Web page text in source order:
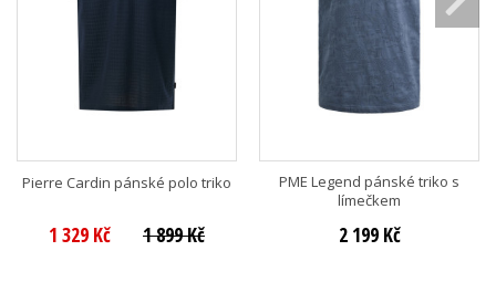
Pierre Cardin pánské polo triko
1 329 Kč 1 899 Kč
PME Legend pánské triko s
límečkem
2 199 Kč